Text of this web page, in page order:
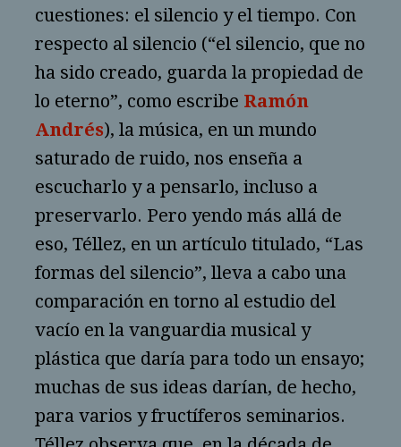
cuestiones: el silencio y el tiempo. Con
respecto al silencio (“el silencio, que no
ha sido creado, guarda la propiedad de
lo eterno”, como escribe Ramón
Andrés), la música, en un mundo
saturado de ruido, nos enseña a
escucharlo y a pensarlo, incluso a
preservarlo. Pero yendo más allá de
eso, Téllez, en un artículo titulado, “Las
formas del silencio”, lleva a cabo una
comparación en torno al estudio del
vacío en la vanguardia musical y
plástica que daría para todo un ensayo;
muchas de sus ideas darían, de hecho,
para varios y fructíferos seminarios.